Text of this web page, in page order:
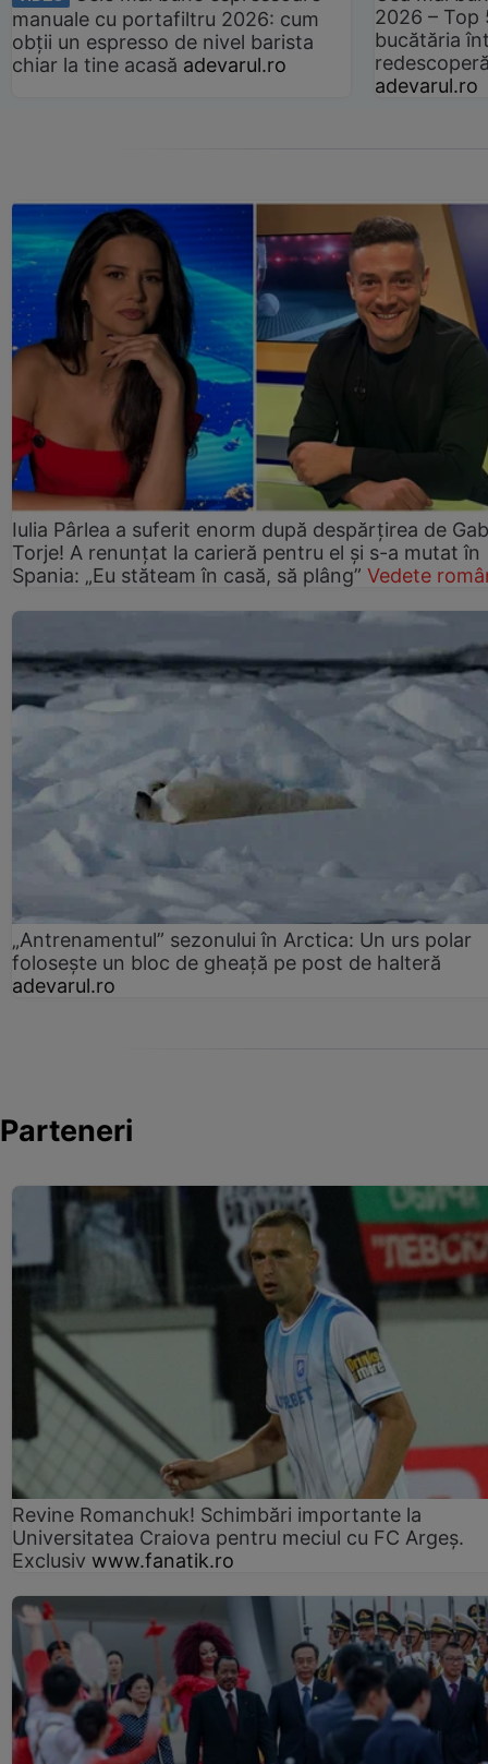
manuale cu portafiltru 2026: cum
obții un espresso de nivel barista
chiar la tine acasă adevarul.ro
2026 –
bucătăria
adevarul.ro
Iulia Pârlea a suferit enorm după despărțirea de
Torje! A renunțat la carieră pentru el și s-a mutat în
Spania: „Eu stăteam în casă, să plâng” Vedete
„Antrenamentul” sezonului în Arctica: Un urs polar
folosește un bloc de gheață pe post de halteră
adevarul.ro
Parteneri
Revine Romanchuk! Schimbări importante la
Universitatea Craiova pentru meciul cu FC Argeş.
Exclusiv www.fanatik.ro